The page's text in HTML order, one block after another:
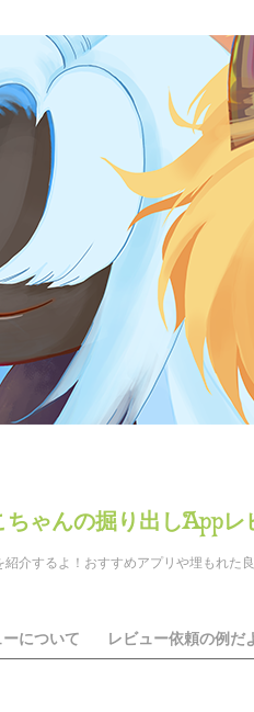
ゃんの掘り出しAppレ
介するよ！おすすめアプリや埋もれた
ーについて レビュー依頼の例だ